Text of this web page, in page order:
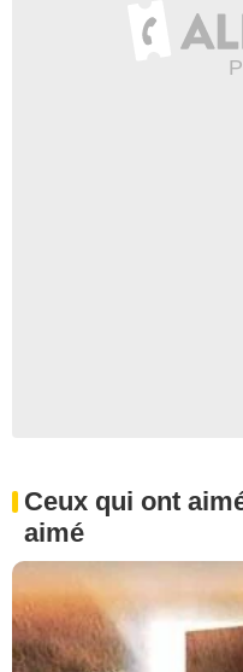
Ceux qui ont
aimé